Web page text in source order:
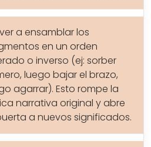
a ensamblar los
en un orden
o inverso (ej: sorber
luego bajar el brazo,
agarrar). Esto rompe la
narrativa original y abre
a nuevos significados.